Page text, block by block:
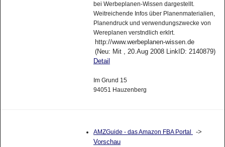
bei Werbeplanen-Wissen dargestellt.
Weitreichende Infos über Planenmaterialien,
Planendruck und verwendungszwecke von
Wereplanen verstndlich erklrt.
http://www.werbeplanen-wissen.de
(Neu: Mit , 20.Aug 2008 LinkID: 2140879)
Detail
Im Grund 15
94051 Hauzenberg
AMZGuide - das Amazon FBA Portal
->
Vorschau